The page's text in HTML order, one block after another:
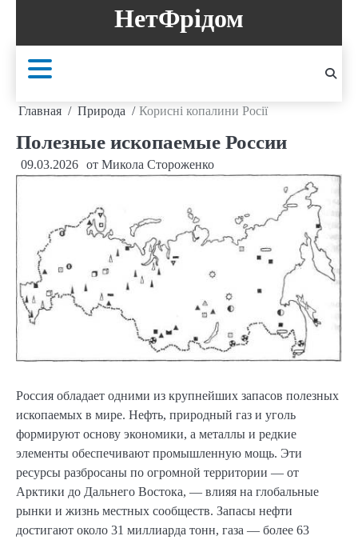
содержанию
НетФрідом
Главная Природа Корисні копалини Росії
Полезные ископаемые России
09.03.2026 от Микола Стороженко
Россия обладает одними из крупнейших запасов полезных
ископаемых в мире. Нефть, природный газ и уголь
формируют основу экономики, а металлы и редкие
элементы обеспечивают промышленную мощь. Эти
ресурсы разбросаны по огромной территории — от
Арктики до Дальнего Востока, — влияя на глобальные
рынки и жизнь местных сообществ. Запасы нефти
достигают около 31 миллиарда тонн, газа — более 63